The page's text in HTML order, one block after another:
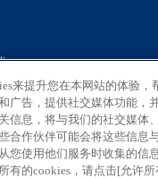
都新宿区西新宿2-8-1
来提升您在本网站的体验，
广告，提供社交媒体功能，
信息，将与我们的社交媒体
合作伙伴可能会将这些信息
您使用他们服务时收集的信
有的cookies，请点击[允许